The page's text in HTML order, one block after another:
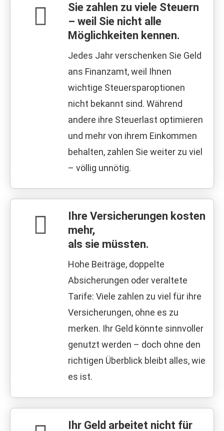
Sie zahlen zu viele Steuern
– weil Sie nicht alle
Möglichkeiten kennen.
Jedes Jahr verschenken Sie Geld
ans Finanzamt, weil Ihnen
wichtige Steuersparoptionen
nicht bekannt sind. Während
andere ihre Steuerlast optimieren
und mehr von ihrem Einkommen
behalten, zahlen Sie weiter zu viel
– völlig unnötig.
Ihre Versicherungen kosten
mehr,
als sie müssten.
Hohe Beiträge, doppelte
Absicherungen oder veraltete
Tarife: Viele zahlen zu viel für ihre
Versicherungen, ohne es zu
merken. Ihr Geld könnte sinnvoller
genutzt werden – doch ohne den
richtigen Überblick bleibt alles, wie
es ist.
Ihr Geld arbeitet nicht für